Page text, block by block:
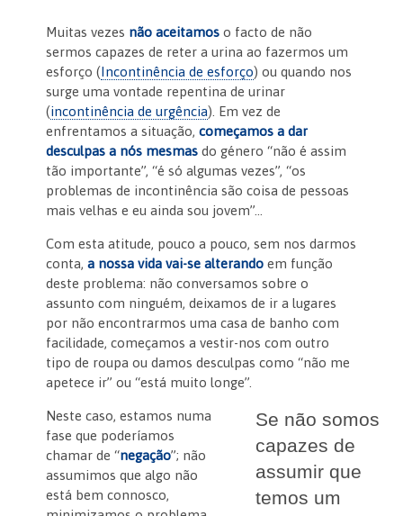
Muitas vezes não aceitamos o facto de não
sermos capazes de reter a urina ao fazermos um
esforço (Incontinência de esforço) ou quando nos
surge uma vontade repentina de urinar
(incontinência de urgência). Em vez de
enfrentamos a situação,começamos a dar
desculpas a nós mesmas do género “não é assim
tão importante”, “é só algumas vezes”, “os
problemas de incontinência são coisa de pessoas
mais velhas e eu ainda sou jovem”…
Com esta atitude, pouco a pouco, sem nos darmos
conta, a nossa vida vai-se alterandoem função
deste problema: não conversamos sobre o
assunto com ninguém, deixamos de ir a lugares
por não encontrarmos uma casa de banho com
facilidade, começamos a vestir-nos com outro
tipo de roupa ou damos desculpas como “não me
apetece ir” ou “está muito longe”.
Se não somos
capazes de
assumir que
temos um
Neste caso, estamos numa
fase que poderíamos
chamar de “negação”; não
assumimos que algo não
está bem connosco,